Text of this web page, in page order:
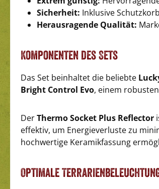
Sicherheit: Inklusive
Herausragende Qualität:
Komponenten des Sets
Das Set beinhaltet die beliebte
Bright Control Evo, einem
DerThermo Socket Plus Reflector
effektiv, um Energieverluste zu
hochwertige Keramikfassung
Optimale